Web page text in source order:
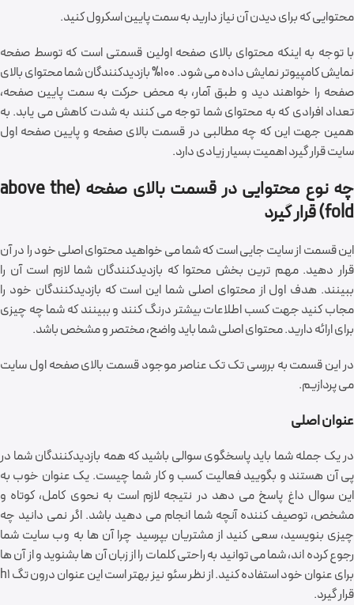
محتوایی که برای دیدن آن نیاز دارید به سمت پایین اسکرول کنید.
با توجه به اینکه محتوای بالای صفحه اولین قسمتی است که توسط صفحه
نمایش کامپیوتر نمایش داده می شود. 100% بازدیدکنندگان شما محتوای بالای
صفحه را خواهند دید و طبق آمار، به محض حرکت به سمت پایین صفحه،
تعداد افرادی که به محتوای شما توجه می کنند به شدت کاهش می یابد. به
همین جهت این که چه مطالبی در قسمت بالای صفحه و پایین صفحه اول
سایت قرار گیرد اهمیت بسیار زیادی دارد.
چه نوع محتوایی در قسمت بالای صفحه (above the
fold) قرار گیرد
این قسمت از سایت جایی است که شما می خواهید محتوای اصلی خود را در آن
قرار دهید. مهم ترین بخش محتوا که بازدیدکنندگان شما لازم است آن را
ببینند. هدف اول از محتوای اصلی شما این است که بازدیدکنندگان خود را
مجاب کنید جهت کسب اطلاعات بیشتر درنگ کنند و ببینند که شما چه چیزی
برای ارائه دارید. محتوای اصلی شما باید واضح، مختصر و مشخص باشد.
در این قسمت به بررسی تک تک عناصر موجود قسمت بالای صفحه اول سایت
می پردازیم.
عنوان اصلی
در یک جمله شما باید پاسخگوی سوالی باشید که همه بازدیدکنندگان شما در
پی آن هستند و بگویید فعالیت کسب و کار شما چیست. یک عنوان خوب به
این سوال داغ پاسخ می دهد در نتیجه لازم است به نحوی کامل، کوتاه و
مشخص، توصیف کننده آنچه شما انجام می دهید باشد. اگر نمی دانید چه
چیزی بنویسید، سعی کنید از مشتریان بپرسید چرا آن ها به وب سایت شما
رجوع کرده اند، شما می توانید به راحتی کلمات را از زبان آن ها بشنوید و از آن ها
برای عنوان خود استفاده کنید. از نظر سئو نیز بهتر است این عنوان درون تگ h1
قرار گیرد.